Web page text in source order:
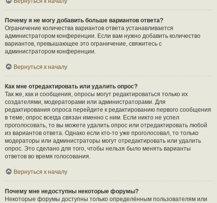
Почему я не могу добавить больше вариантов ответа?
Ограничение количества вариантов ответа устанавливается
администратором конференции. Если вам нужно добавить количество
вариантов, превышающее это ограничение, свяжитесь с
администратором конференции.
Вернуться к началу
Как мне отредактировать или удалить опрос?
Так же, как и сообщения, опросы могут редактироваться только их
создателями, модераторами или администраторами. Для
редактирования опроса перейдите к редактированию первого сообщения
в теме; опрос всегда связан именно с ним. Если никто не успел
проголосовать, то вы можете удалить опрос или отредактировать любой
из вариантов ответа. Однако если кто-то уже проголосовал, то только
модераторы или администраторы могут отредактировать или удалить
опрос. Это сделано для того, чтобы нельзя было менять варианты
ответов во время голосования.
Вернуться к началу
Почему мне недоступны некоторые форумы?
Некоторые форумы доступны только определённым пользователям или